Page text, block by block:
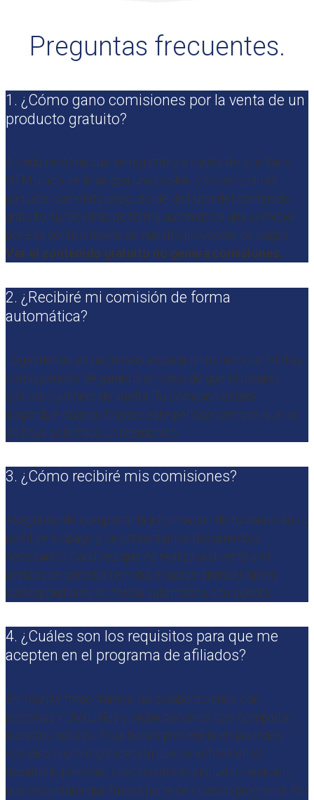
Preguntas frecuentes.
1. ¿Cómo gano comisiones por la venta de un
producto gratuito?
A cada persona que se registre y a través de tu enlace
UTM único se le asigna una cookie, y si compran el
paquete completo después de disfrutar del contenido
gratuito, tu recibirás de forma automática una comisión
por esa venta a través de nuestro proveedor de pagos.
Ver el contenido gratuito no genera comisiones.
2. ¿Recibiré mi comisión de forma
automática?
Legalmente, es necesario esperar un mínimo de 14 días
como período de garantía en caso de que el usuario
solicite su dinero de vuelta. Tu comisión estará
disponible cuando finalice este período siempre que no
se haya solicitado un reembolso.
3. ¿Cómo recibiré mis comisiones?
Asegúrate de completar la información de tu banco en tu
perfil de elopage y de presentar los documentos
necesarios. Cada vez que se realiza una venta y el
período de garantía termina, elopage girará el dinero
correspondiente de forma automática a tu cuenta.
4. ¿Cuáles son los requisitos para que me
acepten en el programa de afiliados?
En Younity fomentamos las colaboraciones con
personas individuales y organizaciones que compartan
nuestros valores. Si ya tienes presencia en las redes
sociales o una organización que se enfoca en el
desarrollo personal, crecimiento espiritual o sanación,
nos encantaría que fueras parte de nuestro programa. Por